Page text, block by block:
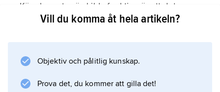
Köpebrevets särskilda funktion är att det
innehåller kvitto på att köparen betalt vad han
uppfyllda, som annars kunde ge säljaren eller
köpet.
Vill du komma åt hela artikeln?
Objektiv och pålitlig kunskap.
Prova det, du kommer att gilla det!